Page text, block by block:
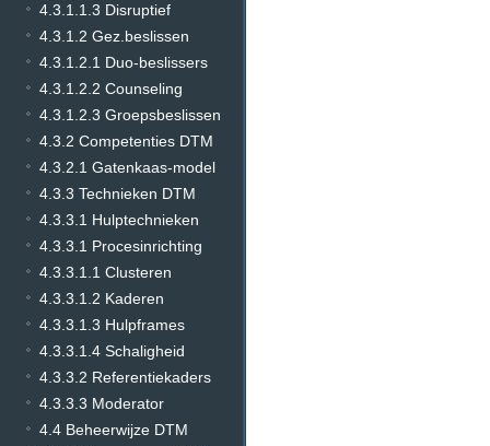
4.3.1.1.3 Disruptief
4.3.1.2 Gez.beslissen
4.3.1.2.1 Duo-beslissers
4.3.1.2.2 Counseling
4.3.1.2.3 Groepsbeslissen
4.3.2 Competenties DTM
4.3.2.1 Gatenkaas-model
4.3.3 Technieken DTM
4.3.3.1 Hulptechnieken
4.3.3.1 Procesinrichting
4.3.3.1.1 Clusteren
4.3.3.1.2 Kaderen
4.3.3.1.3 Hulpframes
4.3.3.1.4 Schaligheid
4.3.3.2 Referentiekaders
4.3.3.3 Moderator
4.4 Beheerwijze DTM